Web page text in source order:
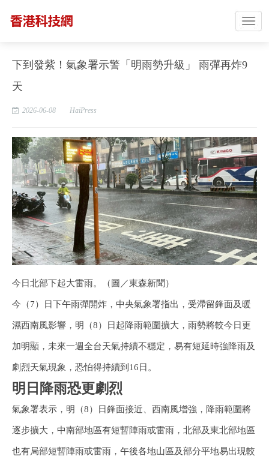
下到發紫！氣象署示警「明雨勢升級」 雨彈再炸9
天
2026-06-08 HaiPress
今日北部下起大雷雨。（圖／東森新聞）
今（7）日下午雨彈開炸，中央氣象署指出，受滯留鋒面及暖
濕西南風影響，明（8）日起降雨範圍擴大，雨勢將較今日更
加明顯，未來一週全台天氣持續不穩定，易有短延時強降雨及
劇烈天氣現象，恐怕得持續到16日。
明日降雨恐更劇烈
氣象署表示，明（8）日鋒面接近、西南風增強，降雨範圍將
逐步擴大，中南部地區有短暫陣雨或雷雨，北部及東北部地區
也有局部短暫陣雨或雷雨，午後各地山區及部分平地易出現較